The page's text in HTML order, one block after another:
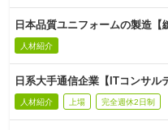
日本品質ユニフォームの製造
人材紹介
日系大手通信企業【ITコンサ
人材紹介 上場 完全週休2日制